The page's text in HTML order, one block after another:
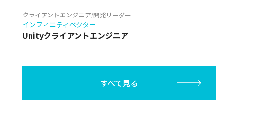
クライアントエンジニア/開発リーダー
インフィニティベクター
Unityクライアントエンジニア
すべて見る